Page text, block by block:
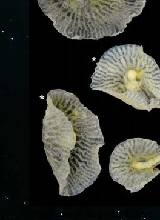
Organismo de las profundidades